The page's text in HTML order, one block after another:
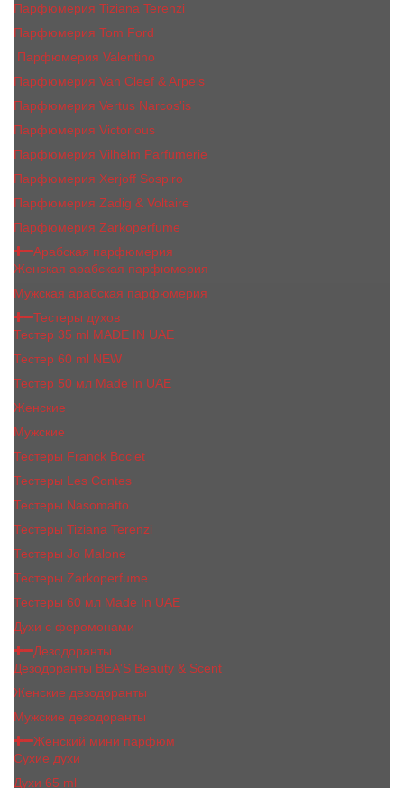
Парфюмерия Tiziana Terenzi
Парфюмерия Tom Ford
Парфюмерия Valentino
Парфюмерия Van Cleef & Arpels
Парфюмерия Vertus Narcos'is
Парфюмерия Victorious
Парфюмерия Vilhelm Parfumerie
Парфюмерия Xerjoff Sospiro
Парфюмерия Zadig & Voltaire
Парфюмерия Zarkoperfume
Арабская парфюмерия
Женская арабская парфюмерия
Мужская арабская парфюмерия
Тестеры духов
Тестер 35 ml MADE IN UAE
Тестер 60 ml NEW
Тестер 50 мл Made In UAE
Женские
Мужские
Тестеры Franck Boclet
Тестеры Les Contes
Тестеры Nasomatto
Тестеры Tiziana Terenzi
Тестеры Jо Malоnе
Тестеры Zarkoperfume
Тестеры 60 мл Made In UAE
Духи с феромонами
Дезодоранты
Дезодоранты BEA'S Beauty & Scent
Женские дезодоранты
Мужские дезодоранты
Женский мини парфюм
Сухие духи
Духи 65 ml